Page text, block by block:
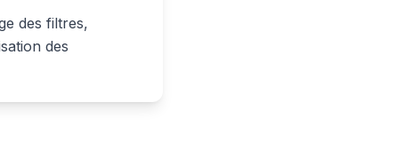
des filtres,
des